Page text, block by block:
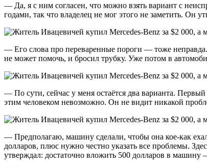
— Да, я с ним согласен, что можно взять вариант с
годами, так что владелец не мог этого не заметить. Он
— Его слова про переваренные пороги — тоже
не может помочь, и бросил трубку. Уже потом в
— По сути, сейчас у меня остаётся два варианта.
этим человеком невозможно. Он не видит никакой
— Предполагаю, машину сделали, чтобы она кое-как
долларов, плюс нужно честно указать все проблемы.
утверждал: достаточно вложить 500 долларов в машину